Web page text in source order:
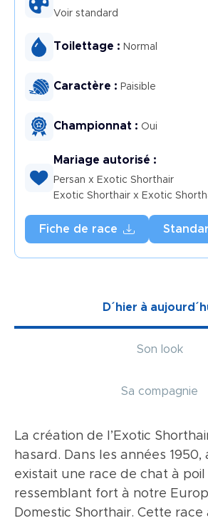
Voir standard
Toilettage : Normal
Caractère : Paisible
Championnat : Oui
Mariage autorisé :
Persan x Exotic Shorthair
Exotic Shorthair x Exotic
Fiche de race
D´hier à
Son look
Sa compagnie
La création de l’Exotic
hasard. Dans les années 1950,
existait une race de chat à
ressemblant fort à notre
Domestic Shorthair. Cette
L’Exotic Shorthair est un chat
ossature forte et une
Sa tête est ronde avec une
Le crâne est large et en forme
oreilles petites et bien
Contre toute attente, et même
Shorthair a un caractère doux
éleveurs témoignent souvent
même portée issue de
l’autre Persan, les petits